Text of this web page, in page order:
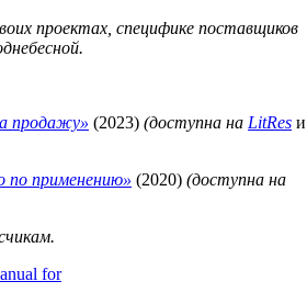
проектах, специфике поставщиков
продажу» (2023) (доступна на LitRes и
по применению» (2020) (доступна на
for